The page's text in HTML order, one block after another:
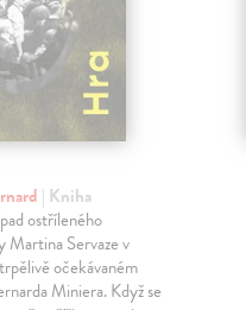
| Kniha
ostříleného
Martina Servaze v
očekávaném
Miniera. Když se